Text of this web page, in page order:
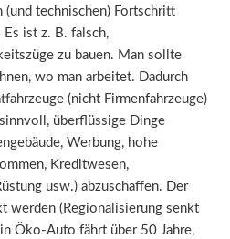
(und technischen) Fortschritt
ist z. B. falsch,
zu bauen. Man sollte
wo man arbeitet. Dadurch
(nicht Firmenfahrzeuge)
überflüssige Dinge
Werbung, hohe
Kreditwesen,
usw.) abzuschaffen. Der
werden (Regionalisierung senkt
Öko-Auto fährt über 50 Jahre,